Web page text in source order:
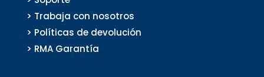
> Trabaja con nosotros
> Políticas de devolución
> RMA Garantía